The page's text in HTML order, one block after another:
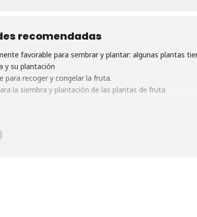
recomendadas
favorable para sembrar y plantar: algunas plantas
y su plantación
para recoger y congelar la fruta.
la siembra y plantación de las plantas de fruta